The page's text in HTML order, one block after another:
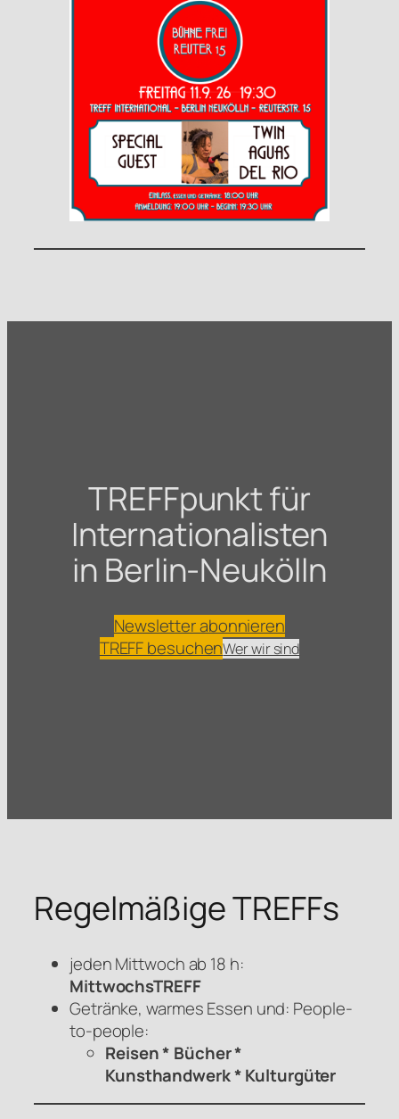
TREFFpunkt für
Internationalisten
in Berlin-Neukölln
Newsletter abonnieren
TREFF besuchenWer wir sind
Regelmäßige TREFFs
jeden Mittwoch ab 18 h:
MittwochsTREFF
Getränke, warmes Essen und: People-
to-people:
Reisen * Bücher *
Kunsthandwerk * Kulturgüter